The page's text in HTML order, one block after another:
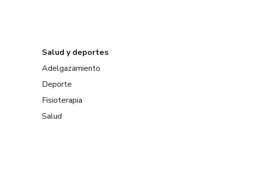
Salud y deportes
Adelgazamiento
Deporte
Fisioterapia
Salud